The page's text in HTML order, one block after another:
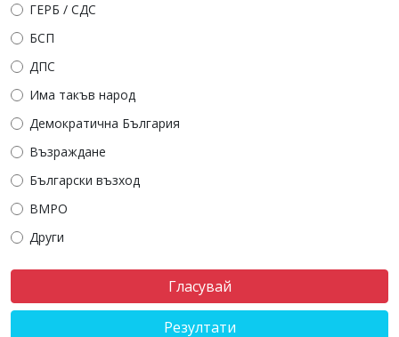
ГЕРБ / СДС
БСП
ДПС
Има такъв народ
Демократична България
Възраждане
Български възход
ВМРО
Други
Резултати